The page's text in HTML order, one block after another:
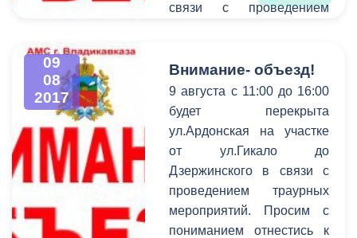
Албегова, выявлена
муниципальных
предприятий, что
является одним из
факторов увеличения
доходной части бюджета и
развития города.
связи с проведением
пониманием отнестись к
ситуации и заранее искать
пути объезда.
09
08
2017
Внимание- объезд!
9 августа с 11:00 до 16:00
будет перекрыта
ул.Ардонская на участке
от ул.Гикало до
Дзержинского в связи с
проведением траурных
мероприятий. Просим с
пониманием отнестись к